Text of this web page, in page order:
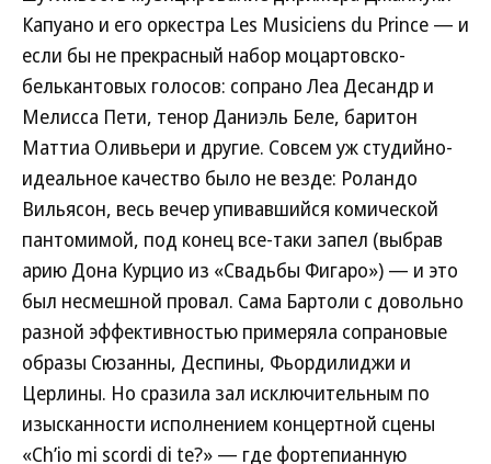
Капуано и его оркестра Les Musiciens du Prince — и
если бы не прекрасный набор моцартовско-
белькантовых голосов: сопрано Леа Десандр и
Мелисса Пети, тенор Даниэль Беле, баритон
Маттиа Оливьери и другие. Совсем уж студийно-
идеальное качество было не везде: Роландо
Вильясон, весь вечер упивавшийся комической
пантомимой, под конец все-таки запел (выбрав
арию Дона Курцио из «Свадьбы Фигаро») — и это
был несмешной провал. Сама Бартоли с довольно
разной эффективностью примеряла сопрановые
образы Сюзанны, Деспины, Фьордилиджи и
Церлины. Но сразила зал исключительным по
изысканности исполнением концертной сцены
«Ch’io mi scordi di te?» — где фортепианную